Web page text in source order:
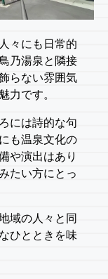
々にも日常的
乃湯泉と隣接
らない雰囲気
力です。
には詩的な句
も温泉文化の
や演出はあり
たい方にとっ
域の人々と同
ひとときを味